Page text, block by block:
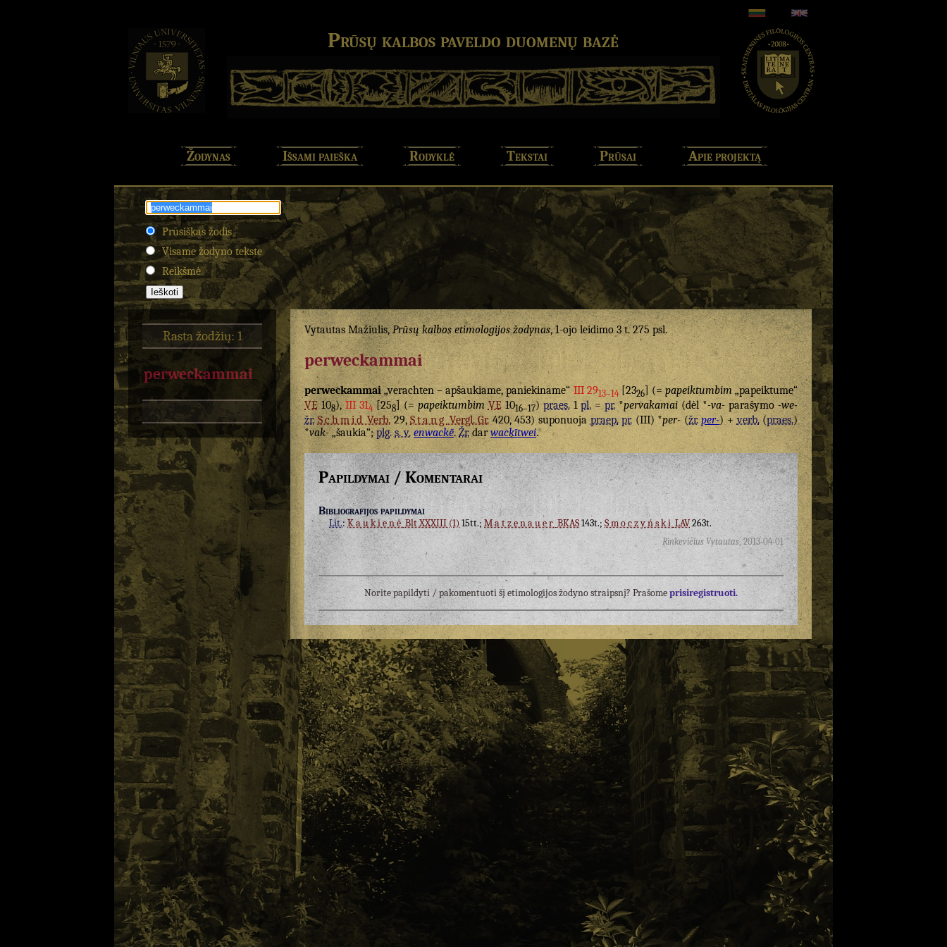
Prūsų kalbos paveldo duomenų bazė
Žodynas Išsami paieška Rodyklė Tekstai Prūsai Apie projektą
Prūsiškas žodis
Visame žodyno tekste
Reikšmė
Rasta žodžių: 1
perweckammai
Vytautas Mažiulis,Prūsų kalbos etimologijos žodynas, 1-ojo leidimo 3 t. 275 psl.
perweckammai
perweckammai„verachten – apšaukiame, paniekiname“III 2913–14[2326] (=papeiktumbim„papeiktume“
VE108), III 314[258] (=papeiktumbim VE1016–17)praes.1pl.=pr.*pervakamai(dėl *-va-parašymo-we-
žr. SchmidVerb.29,Stang Vergl. Gr.420, 453) suponuojapraep. pr.(III) *per-(žr. per-) +verb.(praes.)
*vak-„šaukia“;plg. s. v. enwackē.Žr.darwackītwei.
Papildymai / Komentarai
Bibliografijos papildymai
Lit.:Kaukienė Blt XXXIII (1) 15tt.;Matzenauer BKAS143t.; Smoczyński LAV263t.
Rinkevičius Vytautas,2013-04-01
Norite papildyti / pakomentuoti šį etimologijos žodyno straipsnį? Prašomeprisiregistruoti.